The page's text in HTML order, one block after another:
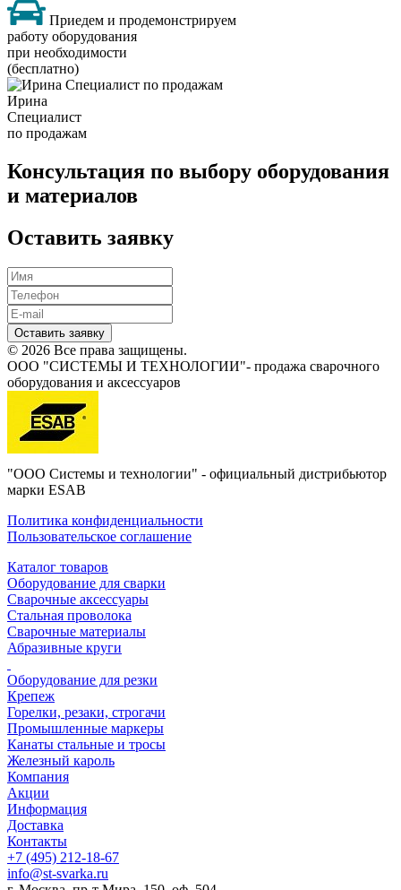
Приедем и продемонстрируем
работу оборудования
при необходимости
(бесплатно)
Ирина
Специалист
по продажам
Консультация по выбору оборудования
и материалов
Оставить заявку
Оставить заявку
© 2026 Все права защищены.
ООО "СИСТЕМЫ И ТЕХНОЛОГИИ"- продажа сварочного
оборудования и аксессуаров
"ООО Системы и технологии" - официальный дистрибьютор
марки ESAB
Политика конфиденциальности
Пользовательское соглашение
Каталог товаров
Оборудование для сварки
Сварочные аксессуары
Стальная проволока
Сварочные материалы
Абразивные круги
Оборудование для резки
Крепеж
Горелки, резаки, строгачи
Промышленные маркеры
Канаты стальные и тросы
Железный кароль
Компания
Акции
Информация
Доставка
Контакты
+7 (495) 212-18-67
info@st-svarka.ru